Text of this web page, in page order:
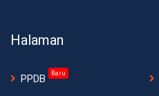
Halaman
PPDB Baru